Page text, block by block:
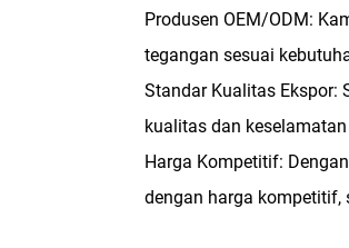
Produsen OEM/ODM:
tegangan sesuai
Standar Kualitas Ekspor:
kualitas dan
Harga Kompetitif:
dengan harga kompetitif,